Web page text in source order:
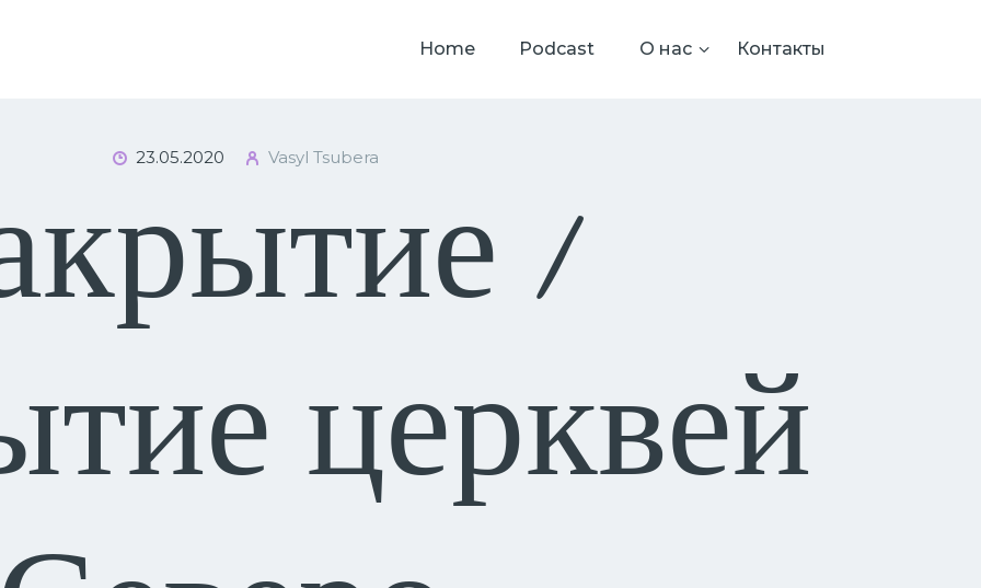
Home Podcast О нас Контакты
23.05.2020 Vasyl Tsubera
/
церквей